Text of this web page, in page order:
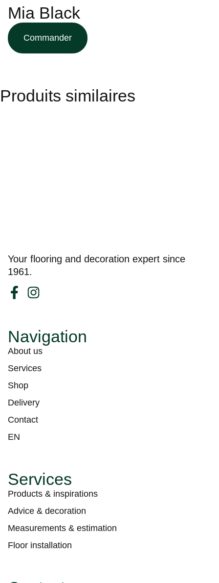
Mia Black
Commander
Produits similaires
Your flooring and decoration expert since
1961.
Navigation
About us
Services
Shop
Delivery
Contact
EN
Services
Products & inspirations
Advice & decoration
Measurements & estimation
Floor installation